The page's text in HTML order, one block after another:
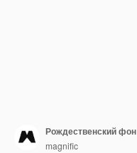
Рождественский фон
magnific